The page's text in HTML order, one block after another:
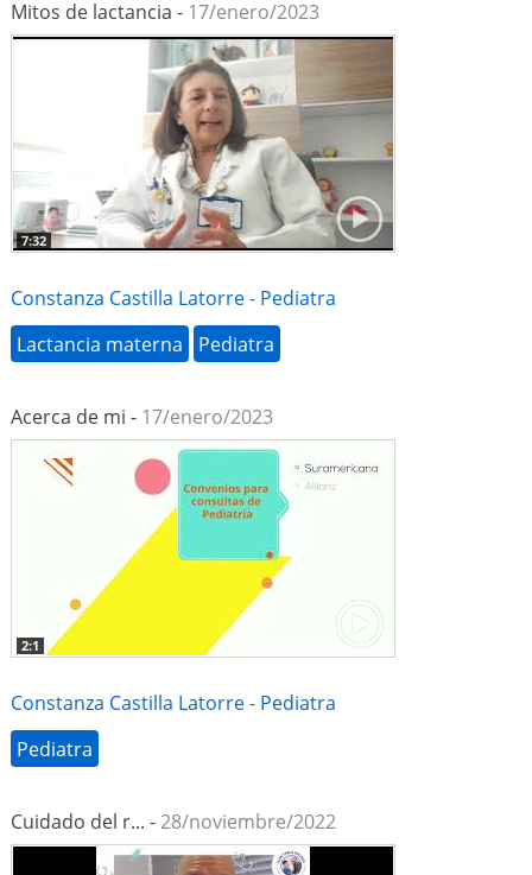
Mitos de lactancia - 17/enero/2023
7:32
Constanza Castilla Latorre - Pediatra
Lactancia materna
Pediatra
Acerca de mi - 17/enero/2023
2:1
Constanza Castilla Latorre - Pediatra
Pediatra
Cuidado del r... -28/noviembre/2022